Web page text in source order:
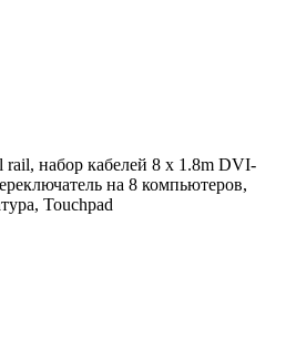
набор кабелей 8 x 1.8m DVI-
на 8 компьютеров,
Touchpad